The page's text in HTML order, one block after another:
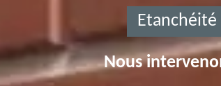
Etanchéité
Nous